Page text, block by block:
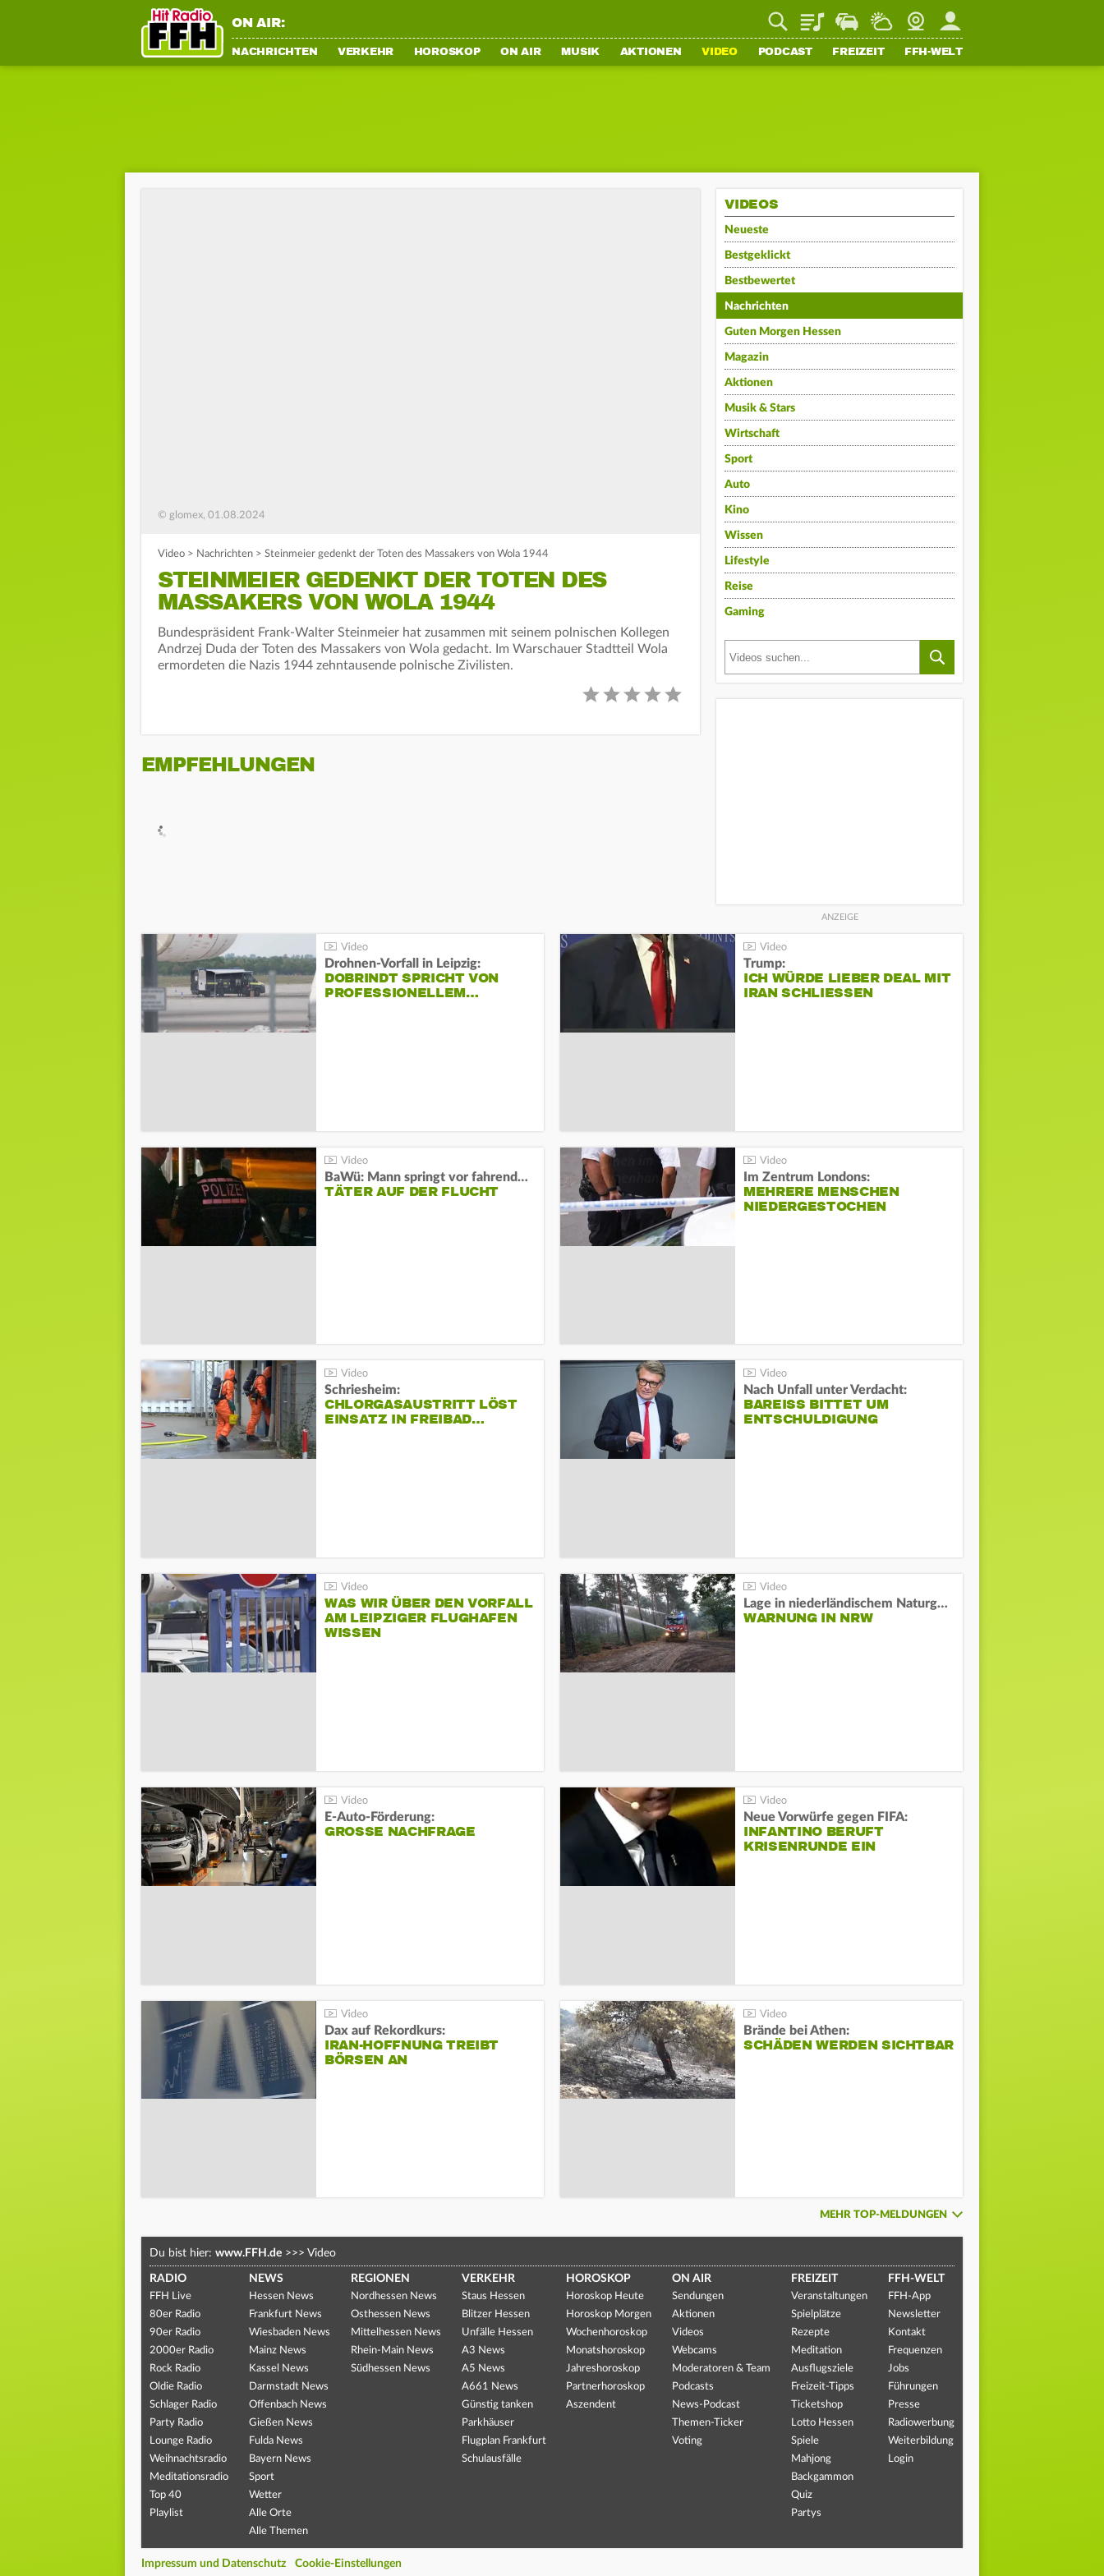
ON AIR: PlaylistStaupilotWetterWebcamMein FFH
NACHRICHTEN VERKEHR HOROSKOP ON AIR MUSIK AKTIONEN VIDEO PODCAST FREIZEIT FFH-WELT
© glomex, 01.08.2024
Video > Nachrichten > Steinmeier gedenkt der Toten des Massakers von Wola 1944
STEINMEIER GEDENKT DER TOTEN DES
MASSAKERS VON WOLA 1944
Bundespräsident Frank-Walter Steinmeier hat zusammen mit seinem polnischen Kollegen
Andrzej Duda der Toten des Massakers von Wola gedacht. Im Warschauer Stadtteil Wola
ermordeten die Nazis 1944 zehntausende polnische Zivilisten.
EMPFEHLUNGEN
VIDEOS
Neueste
Bestgeklickt
Bestbewertet
Nachrichten
Guten Morgen Hessen
Magazin
Aktionen
Musik & Stars
Wirtschaft
Sport
Auto
Kino
Wissen
Lifestyle
Reise
Gaming
Drohnen-Vorfall in Leipzig:
DOBRINDT SPRICHT VON
PROFESSIONELLEM…
Trump:
ICH WÜRDE LIEBER DEAL MIT
IRAN SCHLIESSEN
BaWü: Mann springt vor fahrendes Auto und schießt
TÄTER AUF DER FLUCHT
Im Zentrum Londons:
MEHRERE MENSCHEN
NIEDERGESTOCHEN
Schriesheim:
CHLORGASAUSTRITT LÖST
EINSATZ IN FREIBAD…
Nach Unfall unter Verdacht:
BAREISS BITTET UM E
NTSCHULDIGUNG
WAS WIR ÜBER DEN VORFALL
AM LEIPZIGER FLUGHAFEN
WISSEN
Lage in niederländischem Naturgebiet stabil
WARNUNG IN NRW
E-Auto-Förderung:
GROSSE NACHFRAGE
Neue Vorwürfe gegen FIFA:
INFANTINO BERUFT
KRISENRUNDE EIN
Dax auf Rekordkurs:
IRAN-HOFFNUNG TREIBT
BÖRSEN AN
Brände bei Athen:
SCHÄDEN WERDEN SICHTBAR
MEHR TOP-MELDUNGEN
Du bist hier: www.FFH.de >>> Video
RADIO
FFH Live
80er Radio
90er Radio
2000er Radio
Rock Radio
Oldie Radio
Schlager Radio
Party Radio
Lounge Radio
Weihnachtsradio
Meditationsradio
Top 40
Playlist
NEWS
Hessen News
Frankfurt News
Wiesbaden News
Mainz News
Kassel News
Darmstadt News
Offenbach News
Gießen News
Fulda News
Bayern News
Sport
Wetter
Alle Orte
Alle Themen
REGIONEN
Nordhessen News
Osthessen News
Mittelhessen News
Rhein-Main News
Südhessen News
VERKEHR
Staus Hessen
Blitzer Hessen
Unfälle Hessen
A3 News
A5 News
A661 News
Günstig tanken
Parkhäuser
Flugplan Frankfurt
Schulausfälle
HOROSKOP
Horoskop Heute
Horoskop Morgen
Wochenhoroskop
Monatshoroskop
Jahreshoroskop
Partnerhoroskop
Aszendent
ON AIR
Sendungen
Aktionen
Videos
Webcams
Moderatoren & Team
Podcasts
News-Podcast
Themen-Ticker
Voting
FREIZEIT
Veranstaltungen
Spielplätze
Rezepte
Meditation
Ausflugsziele
Freizeit-Tipps
Ticketshop
Lotto Hessen
Spiele
Mahjong
Backgammon
Quiz
Partys
FFH-WELT
FFH-App
Newsletter
Kontakt
Frequenzen
Jobs
Führungen
Presse
Radiowerbung
Weiterbildung
Login
Impressum und Datenschutz Cookie-Einstellungen